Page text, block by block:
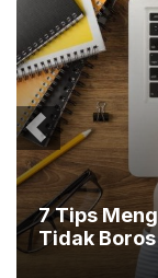
7 Tips
Tidak Boros